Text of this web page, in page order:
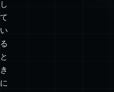
ー
タ
を
保
存
し
て